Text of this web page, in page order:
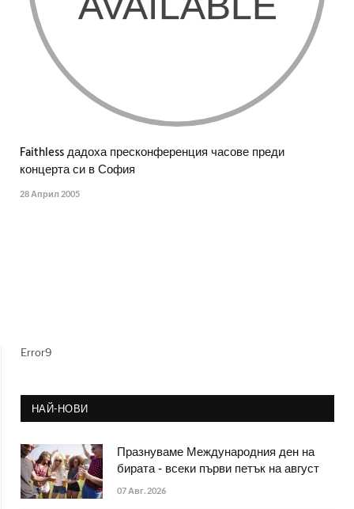
Faithless дадоха пресконференция часове преди
концерта си в София
28 Април 2005
Error9
НАЙ-НОВИ
Празнуваме Международния ден на
бирата - всеки първи петък на август
07 Авг. 2026